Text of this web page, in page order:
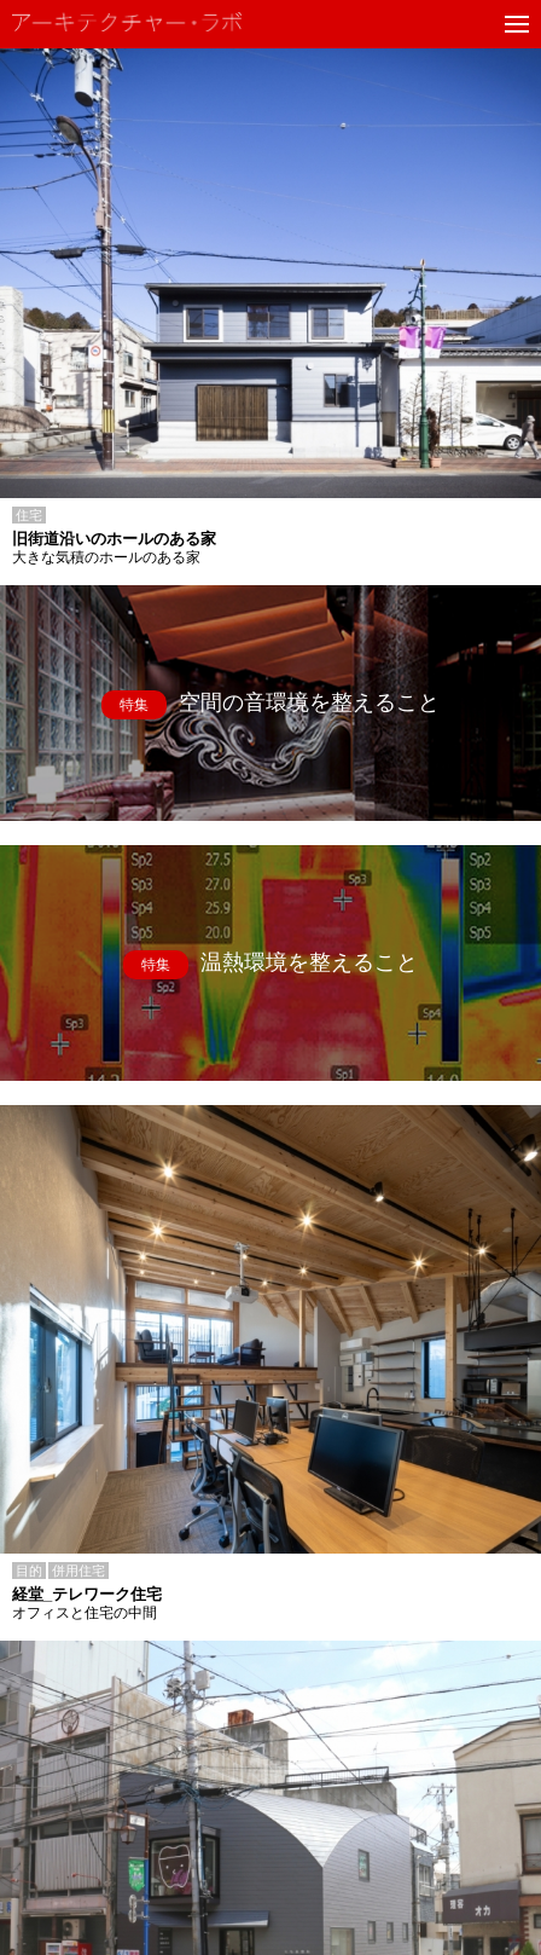
住宅
旧街道沿いのホールのある家
大きな気積のホールのある家
特集 空間の音環境を整えること
特集 温熱環境を整えること
目的 併用住宅
経堂_テレワーク住宅
オフィスと住宅の中間